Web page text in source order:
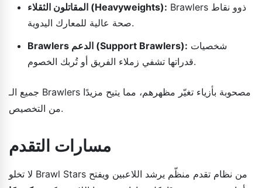
المقاتلون الثقلاء (Heavyweights): Brawlers ذوو نقاط
صحة عالية للمعارك اليدوية.
Brawlers الدعم (Support Brawlers):
قدراتها تشفي زملاء الفريق أو تُربك الخصوم.
جميع الـ Brawlers مصحوبة بأزياء تغيّر مظهرهم، مما يتيح مزيدًا
من التخصيص.
مسارات التقدم
لا تخلو Brawl Stars من نظام تقدم منظّم يرشد اللاعبين ويفتح